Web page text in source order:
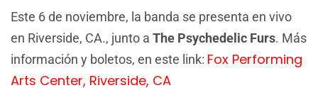
Este 6 de noviembre, la banda se presenta en vivo
en Riverside, CA., junto a The Psychedelic Furs. Más
información y boletos, en este link: Fox Performing
Arts Center, Riverside, CA